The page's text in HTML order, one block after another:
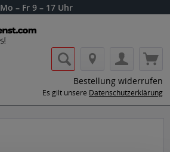
Mo – Fr 9 – 17 Uhr
Bestellung widerrufen
Es gilt unsere Datenschutzerklärung